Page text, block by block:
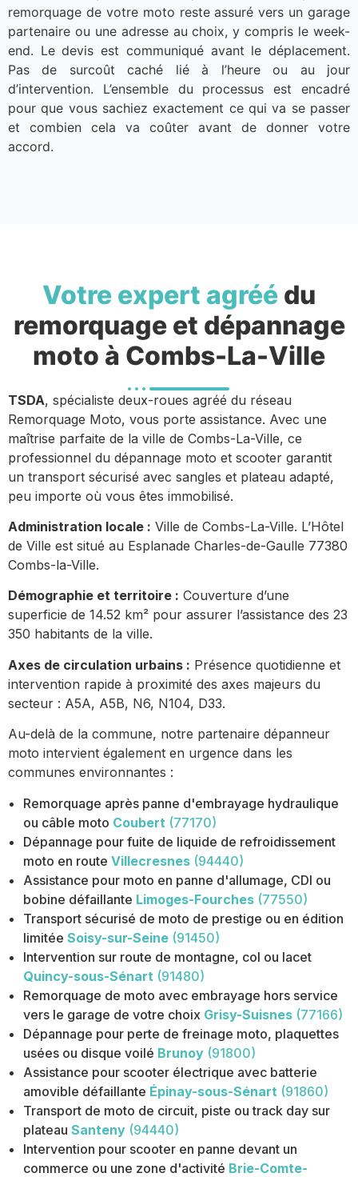
remorquage de votre moto reste assuré vers un garage
partenaire ou une adresse au choix, y compris le week-
end. Le devis est communiqué avant le déplacement.
Pas de surcoût caché lié à l’heure ou au jour
d’intervention. L’ensemble du processus est encadré
pour que vous sachiez exactement ce qui va se passer
et combien cela va coûter avant de donner votre
accord.
Votre expert agréé du
remorquage et dépannage
moto à Combs-La-Ville
TSDA, spécialiste deux-roues agréé du réseau
Remorquage Moto, vous porte assistance. Avec une
maîtrise parfaite de la ville de Combs-La-Ville, ce
professionnel du dépannage moto et scooter garantit
un transport sécurisé avec sangles et plateau adapté,
peu importe où vous êtes immobilisé.
Administration locale : Ville de Combs-La-Ville. L’Hôtel
de Ville est situé au Esplanade Charles-de-Gaulle 77380
Combs-la-Ville.
Démographie et territoire : Couverture d’une
superficie de 14.52 km² pour assurer l’assistance des 23
350 habitants de la ville.
Axes de circulation urbains : Présence quotidienne et
intervention rapide à proximité des axes majeurs du
secteur : A5A, A5B, N6, N104, D33.
Au-delà de la commune, notre partenaire dépanneur
moto intervient également en urgence dans les
communes environnantes :
Remorquage après panne d'embrayage hydraulique
ou câble moto Coubert (77170)
Dépannage pour fuite de liquide de refroidissement
moto en route Villecresnes (94440)
Assistance pour moto en panne d'allumage, CDI ou
bobine défaillante Limoges-Fourches (77550)
Transport sécurisé de moto de prestige ou en édition
limitée Soisy-sur-Seine (91450)
Intervention sur route de montagne, col ou lacet
Quincy-sous-Sénart (91480)
Remorquage de moto avec embrayage hors service
vers le garage de votre choix Grisy-Suisnes (77166)
Dépannage pour perte de freinage moto, plaquettes
usées ou disque voilé Brunoy (91800)
Assistance pour scooter électrique avec batterie
amovible défaillante Épinay-sous-Sénart (91860)
Transport de moto de circuit, piste ou track day sur
plateau Santeny (94440)
Intervention pour scooter en panne devant un
commerce ou une zone d'activité Brie-Comte-